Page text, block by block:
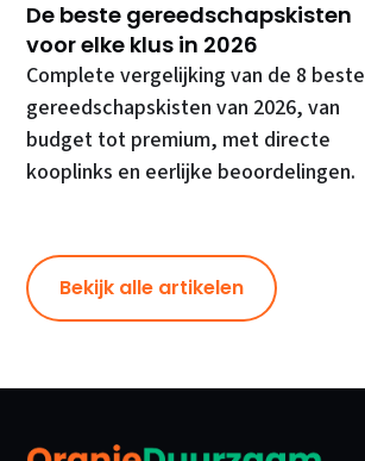
De beste gereedschapskisten
voor elke klus in 2026
Complete vergelijking van de 8 beste
gereedschapskisten van 2026, van
budget tot premium, met directe
kooplinks en eerlijke beoordelingen.
Bekijk alle artikelen